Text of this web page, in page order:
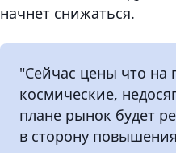
начнет снижаться.
"Сейчас цены что на
космические,
плане рынок будет
в сторону